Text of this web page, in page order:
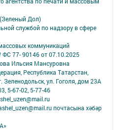
Дол)
службой по надзору в сфере
коммуникаций
77- 90146 от 07.10.2025
Ильсия Мансуровна
Республика Татарстан,
Зеленодольск, ул. Гоголя, дом 23А
5-67-02, 5-77-46
почтасына хәбәр